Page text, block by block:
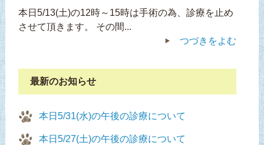
本日5/13(土)の12時～15時は手術の為、診療を止め
させて頂きます。 その間...
つづきをよむ
最新のお知らせ
本日5/31(水)の午後の診療について
本日5/27(土)の午後の診療について